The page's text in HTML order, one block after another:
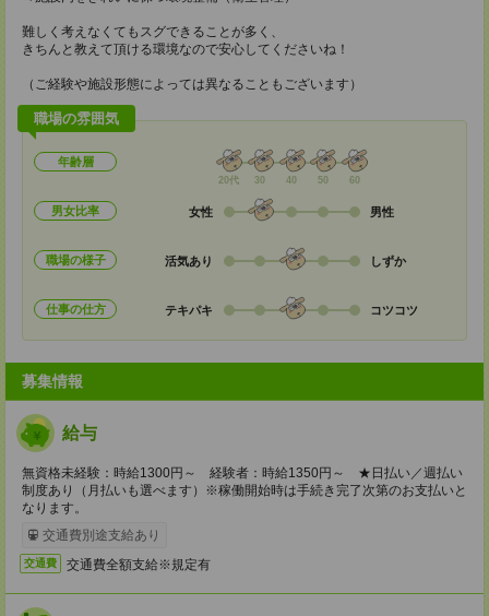
難しく考えなくてもスグできることが多く、
きちんと教えて頂ける環境なので安心してくださいね！
（ご経験や施設形態によっては異なることもございます）
職場の雰囲気
年齢層
20代 30 40 50 60
男女比率 女性 男性
職場の様子 活気あり しずか
仕事の仕方 テキパキ コツコツ
募集情報
給与
無資格未経験：時給1300円～ 経験者：時給1350円～ ★日払い／週払い
制度あり（月払いも選べます）※稼働開始時は手続き完了次第のお支払いと
なります。
交通費別途支給あり
交通費 交通費全額支給※規定有